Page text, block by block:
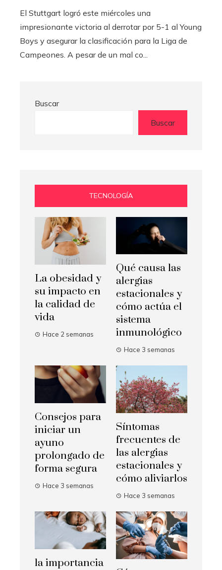
El Stuttgart logró este miércoles una
impresionante victoria al derrotar por 5-1 al Young
Boys y asegurar la clasificación para la Liga de
Campeones. A pesar de un mal co...
Buscar
Buscar
TECNOLOGÍA
La obesidad y
su impacto en
la calidad de
vida
Hace 2 semanas
Qué causa las
alergias
estacionales y
cómo actúa el
sistema
inmunológico
Hace 3 semanas
Consejos para
iniciar un
ayuno
prolongado de
forma segura
Hace 3 semanas
Síntomas
frecuentes de
las alergias
estacionales y
cómo aliviarlos
Hace 3 semanas
la importancia